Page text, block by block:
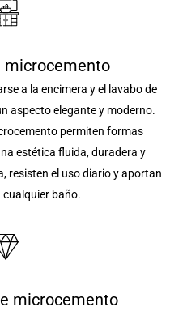
microcemento
a la encimera y el lavabo de
aspecto elegante y moderno.
permiten formas
estética fluida, duradera y
resisten el uso diario y aportan
cualquier baño.
microcemento